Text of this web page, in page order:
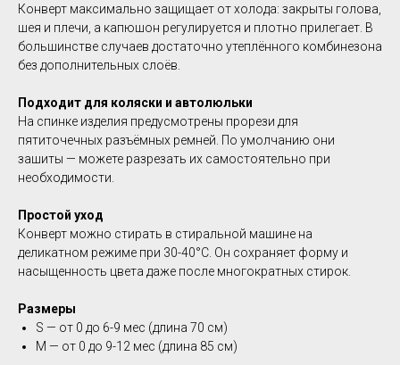
Конверт максимально защищает от холода: закрыты голова,
шея и плечи, а капюшон регулируется и плотно прилегает. В
большинстве случаев достаточно утеплённого комбинезона
без дополнительных слоёв.
Подходит для коляски и автолюльки
На спинке изделия предусмотрены прорези для
пятиточечных разъёмных ремней. По умолчанию они
зашиты — можете разрезать их самостоятельно при
необходимости.
Простой уход
Конверт можно стирать в стиральной машине на
деликатном режиме при 30-40°C. Он сохраняет форму и
насыщенность цвета даже после многократных стирок.
Размеры
S — от 0 до 6-9 мес (длина 70 см)
М — от 0 до 9-12 мес (длина 85 см)